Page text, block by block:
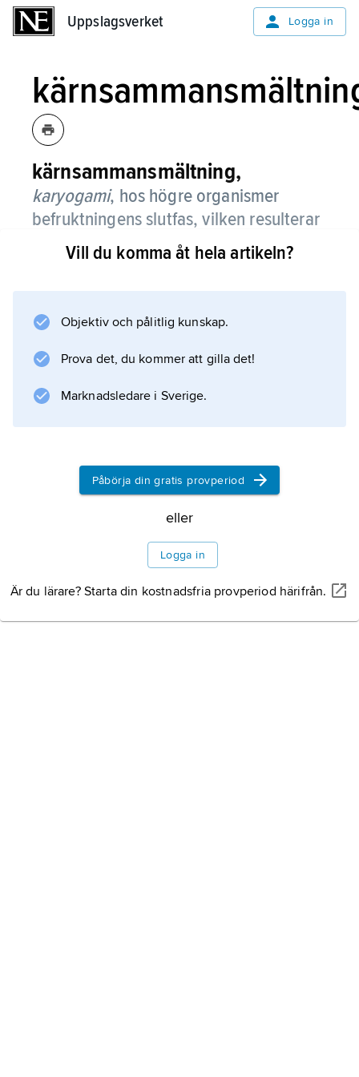
Uppslagsverket Logga in
kärnsammansmältning,
karyogami, hos högre organismer
befruktningens slutfas, vilken resulterar
i en befruktad äggcell, en zygot.
Vill du komma åt hela artikeln?
Objektiv och pålitlig kunskap.
Prova det, du kommer att gilla det!
Marknadsledare i Sverige.
Påbörja din gratis provperiod
eller
Logga in
Är du lärare? Starta din kostnadsfria provperiod härifrån.